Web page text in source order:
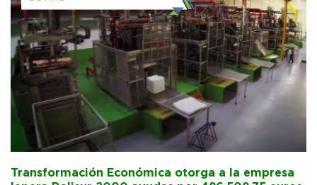
Transformación Económica otorga a la empresa